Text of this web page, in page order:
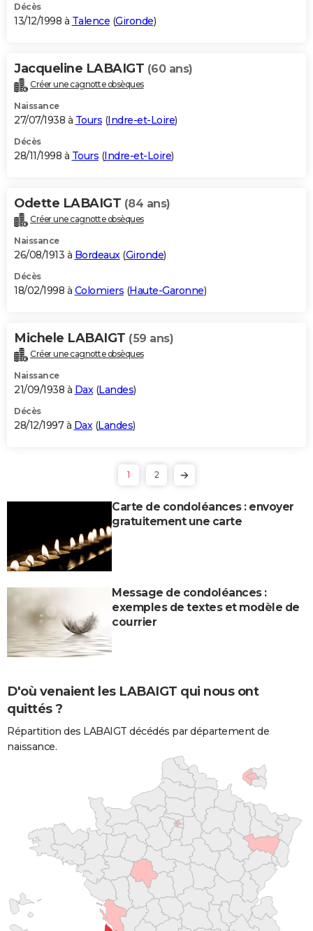
Décès
13/12/1998 à Talence (Gironde)
Jacqueline LABAIGT (60 ans)
Créer une cagnotte obsèques
Naissance
27/07/1938 à Tours (Indre-et-Loire)
Décès
28/11/1998 à Tours (Indre-et-Loire)
Odette LABAIGT (84 ans)
Créer une cagnotte obsèques
Naissance
26/08/1913 à Bordeaux(Gironde)
Décès
18/02/1998 à Colomiers (Haute-Garonne)
Michele LABAIGT (59 ans)
Créer une cagnotte obsèques
Naissance
21/09/1938 à Dax (Landes)
Décès
28/12/1997 à Dax (Landes)
1 2
Carte de condoléances : envoyer
gratuitement une carte
Message de condoléances :
exemples de textes et modèle de
courrier
D'où venaient les LABAIGT qui nous ont
quittés ?
Répartition des LABAIGT décédés par département de
naissance.